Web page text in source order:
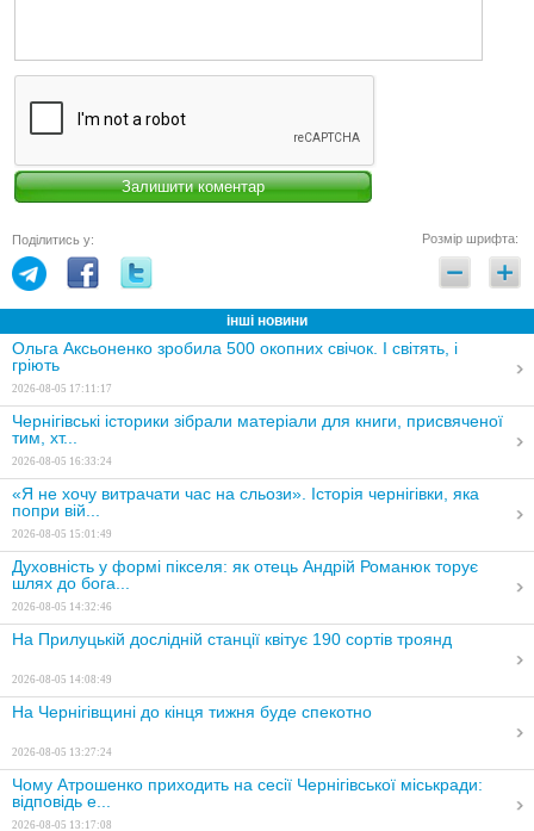
Поділитись у: Розмір шрифта:
інші новини
Ольга Аксьоненко зробила 500 окопних свічок. І світять, і
гріють
2026-08-05 17:11:17
Чернігівські історики зібрали матеріали для книги, присвяченої
тим, хт...
2026-08-05 16:33:24
«Я не хочу витрачати час на сльози». Історія чернігівки, яка
попри вій...
2026-08-05 15:01:49
Духовність у формі пікселя: як отець Андрій Романюк торує
шлях до бога...
2026-08-05 14:32:46
На Прилуцькій дослідній станції квітує 190 сортів троянд
2026-08-05 14:08:49
На Чернігівщині до кінця тижня буде спекотно
2026-08-05 13:27:24
Чому Атрошенко приходить на сесії Чернігівської міськради:
відповідь е...
2026-08-05 13:17:08